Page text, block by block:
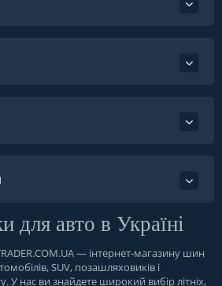
для авто в Україні
— інтернет-магазину шин
SUV, позашляховиків і
У нас ви знайдете широкий вибір літніх,